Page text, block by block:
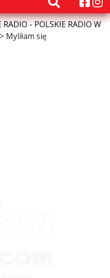
- POLSKIE RADIO W
> Myliłam się